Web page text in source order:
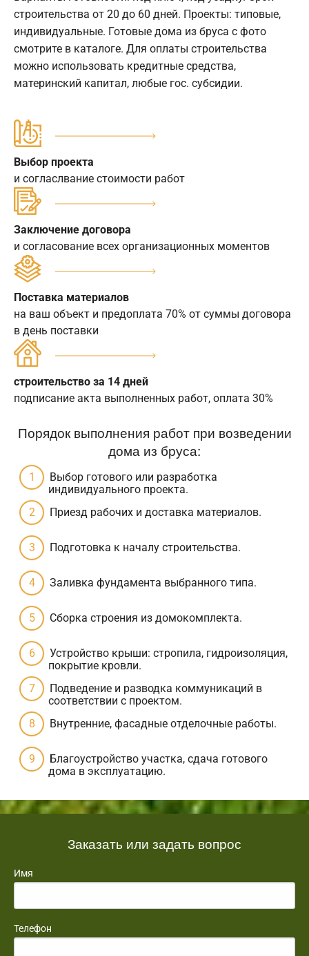
строительства от 20 до 60 дней. Проекты: типовые,
индивидуальные. Готовые дома из бруса с фото
смотрите в каталоге. Для оплаты строительства
можно использовать кредитные средства,
материнский капитал, любые гос. субсидии.
Выбор проекта
и согласлвание стоимости работ
Заключение договора
и согласование всех организационных моментов
Поставка материалов
на ваш объект и предоплата 70% от суммы договора
в день поставки
строительство за 14 дней
подписание акта выполненных работ, оплата 30%
Порядок выполнения работ при возведении
дома из бруса:
Выбор готового или разработка
индивидуального проекта.
Приезд рабочих и доставка материалов.
Подготовка к началу строительства.
Заливка фундамента выбранного типа.
Сборка строения из домокомплекта.
Устройство крыши: стропила, гидроизоляция,
покрытие кровли.
Подведение и разводка коммуникаций в
соответствии с проектом.
Внутренние, фасадные отделочные работы.
Благоустройство участка, сдача готового
дома в эксплуатацию.
Заказать или задать вопрос
Имя
Телефон